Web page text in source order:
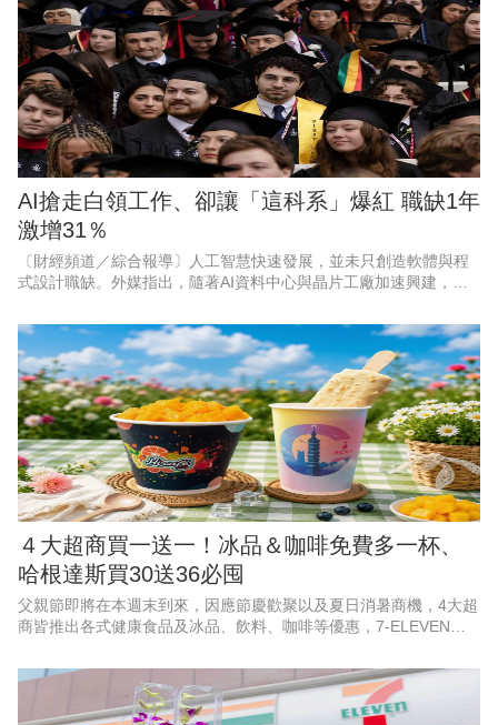
AI搶走白領工作、卻讓「這科系」爆紅 職缺1年
激增31％
〔財經頻道／綜合報導〕人工智慧快速發展，並未只創造軟體與程
式設計職缺。外媒指出，隨著AI資料中心與晶片工廠加速興建，能
以目前職缺成長最快的3個
４大超商買一送一！冰品＆咖啡免費多一杯、
哈根達斯買30送36必囤
父親節即將在本週末到來，因應節慶歡聚以及夏日消暑商機，4大超
商皆推出各式健康食品及冰品、飲料、咖啡等優惠，7-ELEVEN聯
定芋頭品項買一